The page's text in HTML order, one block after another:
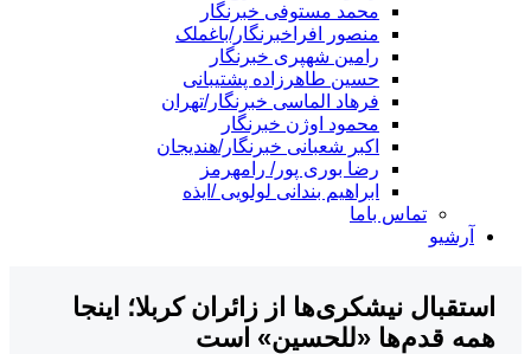
محمد مستوفی خبرنگار
منصور افراخبرنگار/باغملک
رامین شهپری خبرنگار
حسین طاهرزاده پشتیبانی
فرهاد الماسی خبرنگار/تهران
محمود اوژن خبرنگار
اکبر شعبانی خبرنگار/هندیجان
رضا بوری پور/ رامهرمز
ابراهیم بندانی لولویی /ایذه
تماس باما
آرشیو
نیشکری‌ها از زائران کربلا؛ اینجا
قدم‌ها «للحسین» است